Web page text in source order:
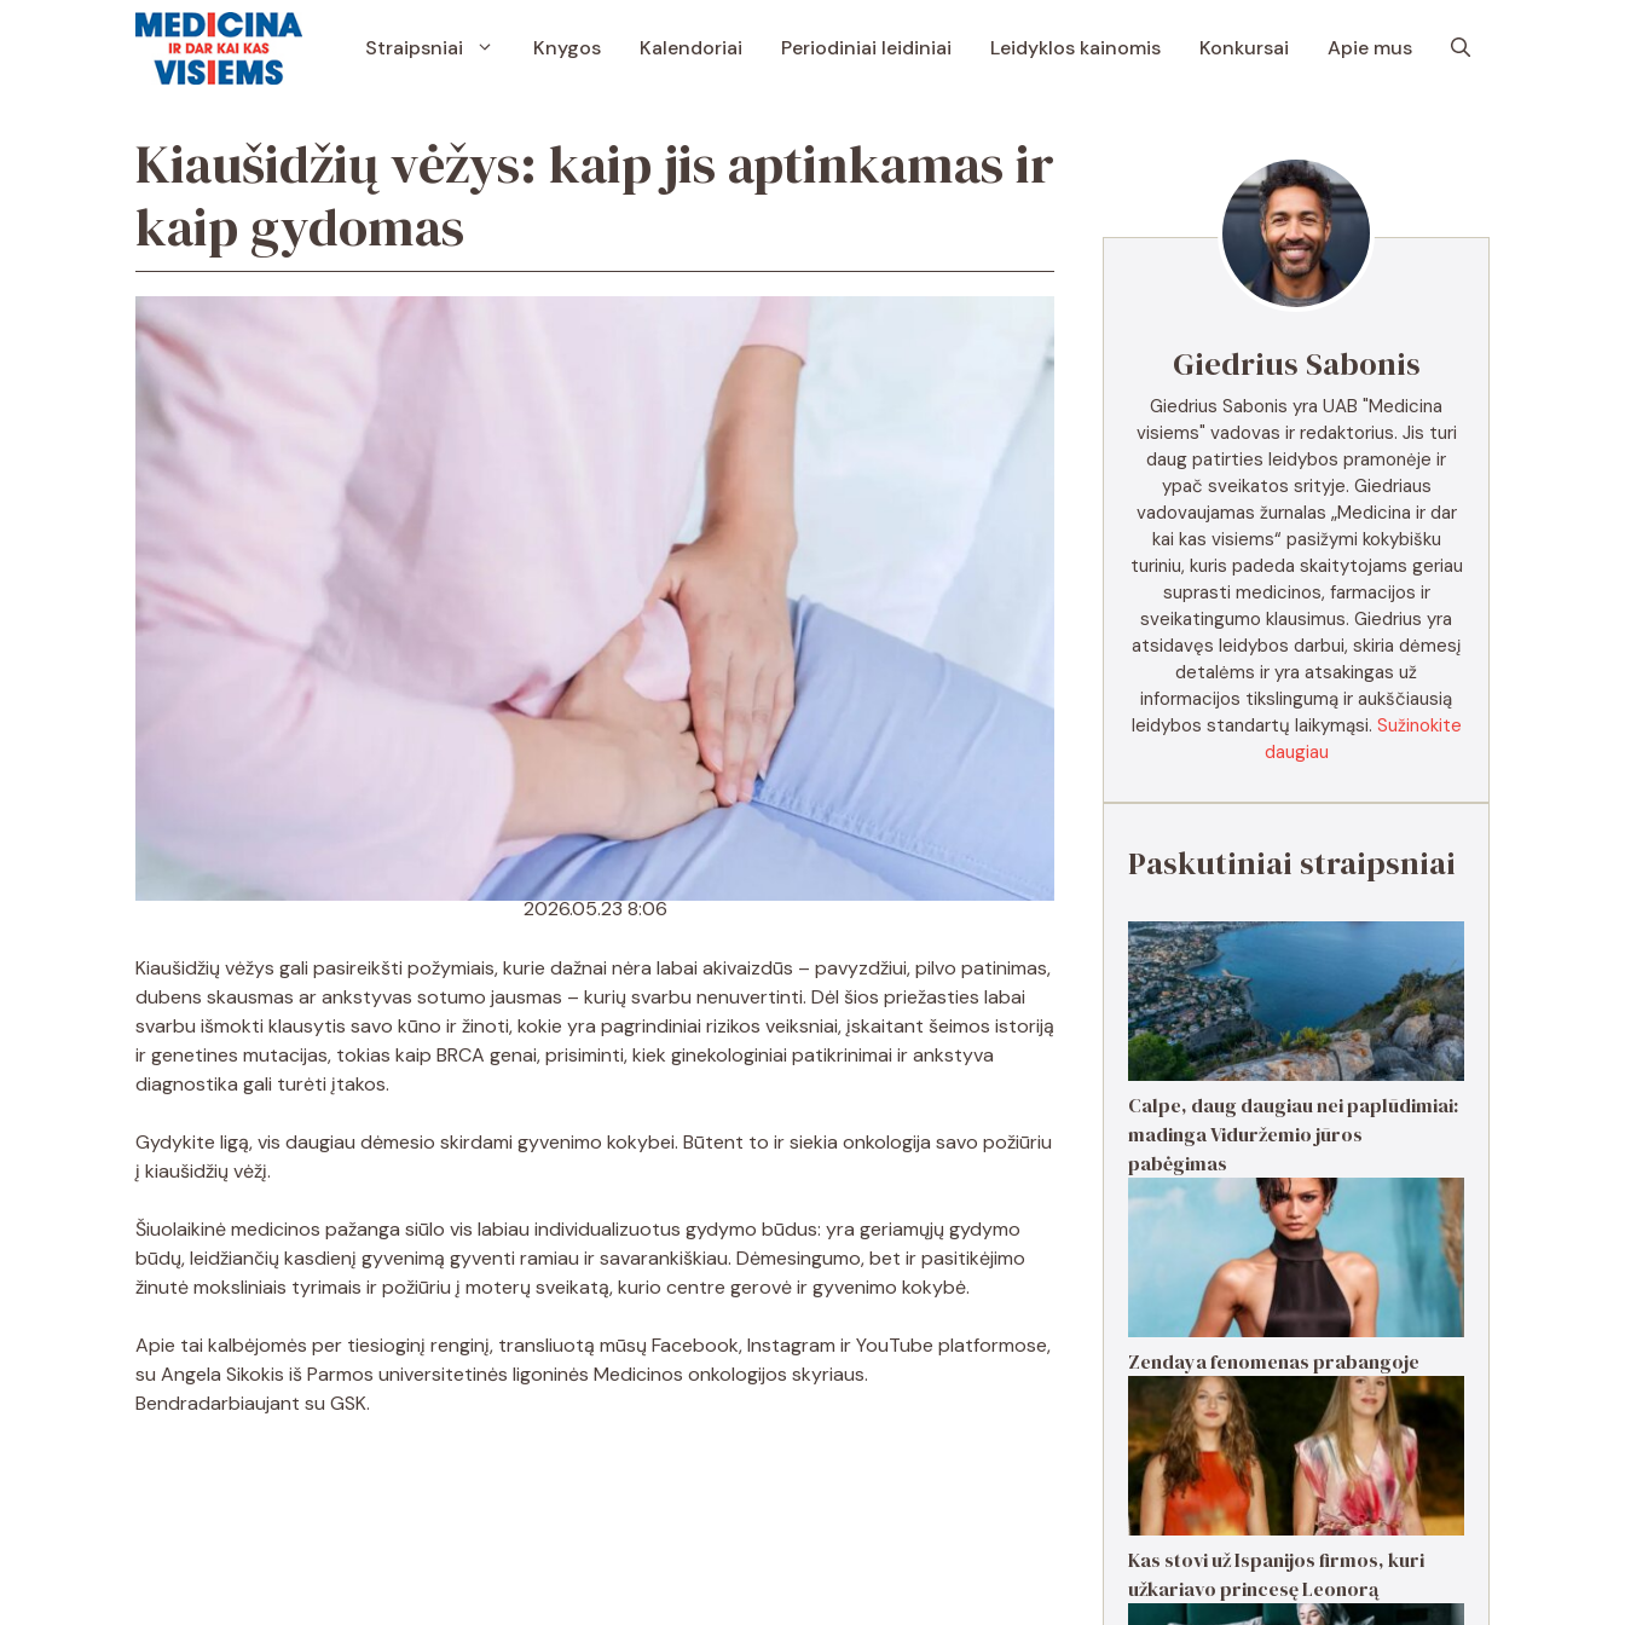
Straipsniai Knygos Kalendoriai Periodiniai leidiniai Leidyklos kainomis Konkursai Apie mus
Kiaušidžių vėžys: kaip jis aptinkamas ir
kaip gydomas
2026.05.23 8:06
Kiaušidžių vėžys gali pasireikšti požymiais, kurie dažnai nėra labai akivaizdūs – pavyzdžiui, pilvo patinimas,
dubens skausmas ar ankstyvas sotumo jausmas – kurių svarbu nenuvertinti. Dėl šios priežasties labai
svarbu išmokti klausytis savo kūno ir žinoti, kokie yra pagrindiniai rizikos veiksniai, įskaitant šeimos istoriją
ir genetines mutacijas, tokias kaip BRCA genai, prisiminti, kiek ginekologiniai patikrinimai ir ankstyva
diagnostika gali turėti įtakos.
Gydykite ligą, vis daugiau dėmesio skirdami gyvenimo kokybei. Būtent to ir siekia onkologija savo požiūriu
į kiaušidžių vėžį.
Šiuolaikinė medicinos pažanga siūlo vis labiau individualizuotus gydymo būdus: yra geriamųjų gydymo
būdų, leidžiančių kasdienį gyvenimą gyventi ramiau ir savarankiškiau. Dėmesingumo, bet ir pasitikėjimo
žinutė moksliniais tyrimais ir požiūriu į moterų sveikatą, kurio centre gerovė ir gyvenimo kokybė.
Apie tai kalbėjomės per tiesioginį renginį, transliuotą mūsų Facebook, Instagram ir YouTube platformose,
su Angela Sikokis iš Parmos universitetinės ligoninės Medicinos onkologijos skyriaus.
Bendradarbiaujant su GSK.
Giedrius Sabonis
Giedrius Sabonis yra UAB "Medicina
visiems" vadovas ir redaktorius. Jis turi
daug patirties leidybos pramonėje ir
ypač sveikatos srityje. Giedriaus
vadovaujamas žurnalas „Medicina ir dar
kai kas visiems“ pasižymi kokybišku
turiniu, kuris padeda skaitytojams geriau
suprasti medicinos, farmacijos ir
sveikatingumo klausimus. Giedrius yra
atsidavęs leidybos darbui, skiria dėmesį
detalėms ir yra atsakingas už
informacijos tikslingumą ir aukščiausią
leidybos standartų laikymąsi. Sužinokite
daugiau
Paskutiniai straipsniai
Calpe, daug daugiau nei paplūdimiai:
madinga Viduržemio jūros
pabėgimas
Zendaya fenomenas prabangoje
Kas stovi už Ispanijos firmos, kuri
užkariavo princesę Leonorą